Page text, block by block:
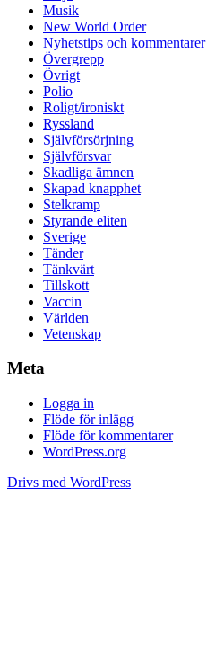
Musik
New World Order
Nyhetstips och kommentarer
Övergrepp
Övrigt
Polio
Roligt/ironiskt
Ryssland
Självförsörjning
Självförsvar
Skadliga ämnen
Skapad knapphet
Stelkramp
Styrande eliten
Sverige
Tänder
Tänkvärt
Tillskott
Vaccin
Världen
Vetenskap
Meta
Logga in
Flöde för inlägg
Flöde för kommentarer
WordPress.org
Drivs med WordPress